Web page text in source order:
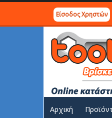
Είσοδος Χρηστών
Αρχική